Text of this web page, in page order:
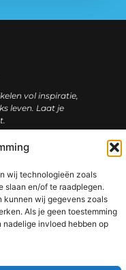
wij technologieën zoals
slaan en/of te raadplegen.
kunnen wij gegevens zoals
Als je geen toestemming
invloed hebben op
vol inspiratie,
leven. Laat je